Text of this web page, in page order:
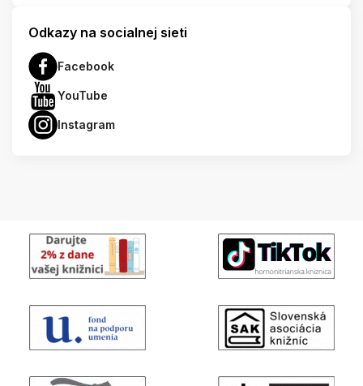
Odkazy na socialnej sieti
Facebook
YouTube
Instagram